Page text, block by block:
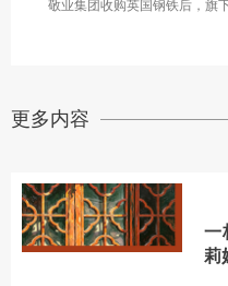
敬业集团收购英国钢铁后，旗
更多内容
一
莉